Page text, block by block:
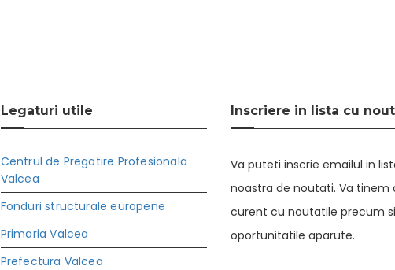
Legaturi utile
Centrul de Pregatire Profesionala
Valcea
Fonduri structurale europene
Primaria Valcea
Prefectura Valcea
Inscriere in lista cu
Va puteti inscrie emailul in
noastra de noutati. Va tinem
curent cu noutatile precum si
oportunitatile aparute.